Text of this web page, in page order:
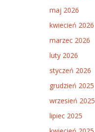
maj 2026
kwiecień 2026
marzec 2026
luty 2026
styczeń 2026
grudzień 2025
wrzesień 2025
lipiec 2025